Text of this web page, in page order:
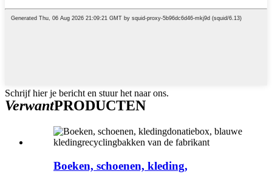
Schrijf hier je bericht en stuur het naar ons.
VerwantPRODUCTEN
Boeken, schoenen, kleding,